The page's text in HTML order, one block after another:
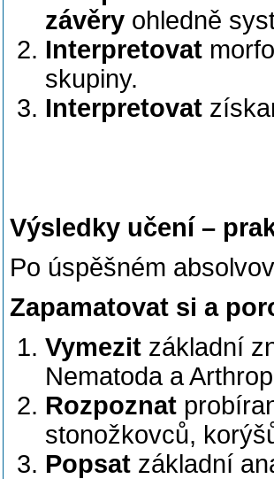
závěry ohledně
Interpretovat
skupiny.
Interpretovat
Výsledky učení –
Po úspěšném
Zapamatovat si a
Vymezit základní
Nematoda a
Rozpoznat
stonožkovců,
Popsat základní